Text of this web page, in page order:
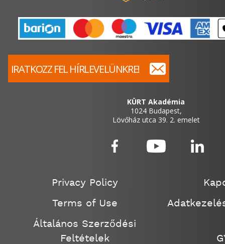
KÜRT Akadémia
1024 Budapest,
Lövőház utca 39. 2. emelet
IRATKOZZ FEL HÍRLEVELÜNKRE!
Privacy Policy
Terms of Use
Általános Szerződési
Feltételek